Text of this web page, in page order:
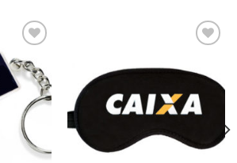
Adicionar
aos meus
desejos
aos meus
desejos